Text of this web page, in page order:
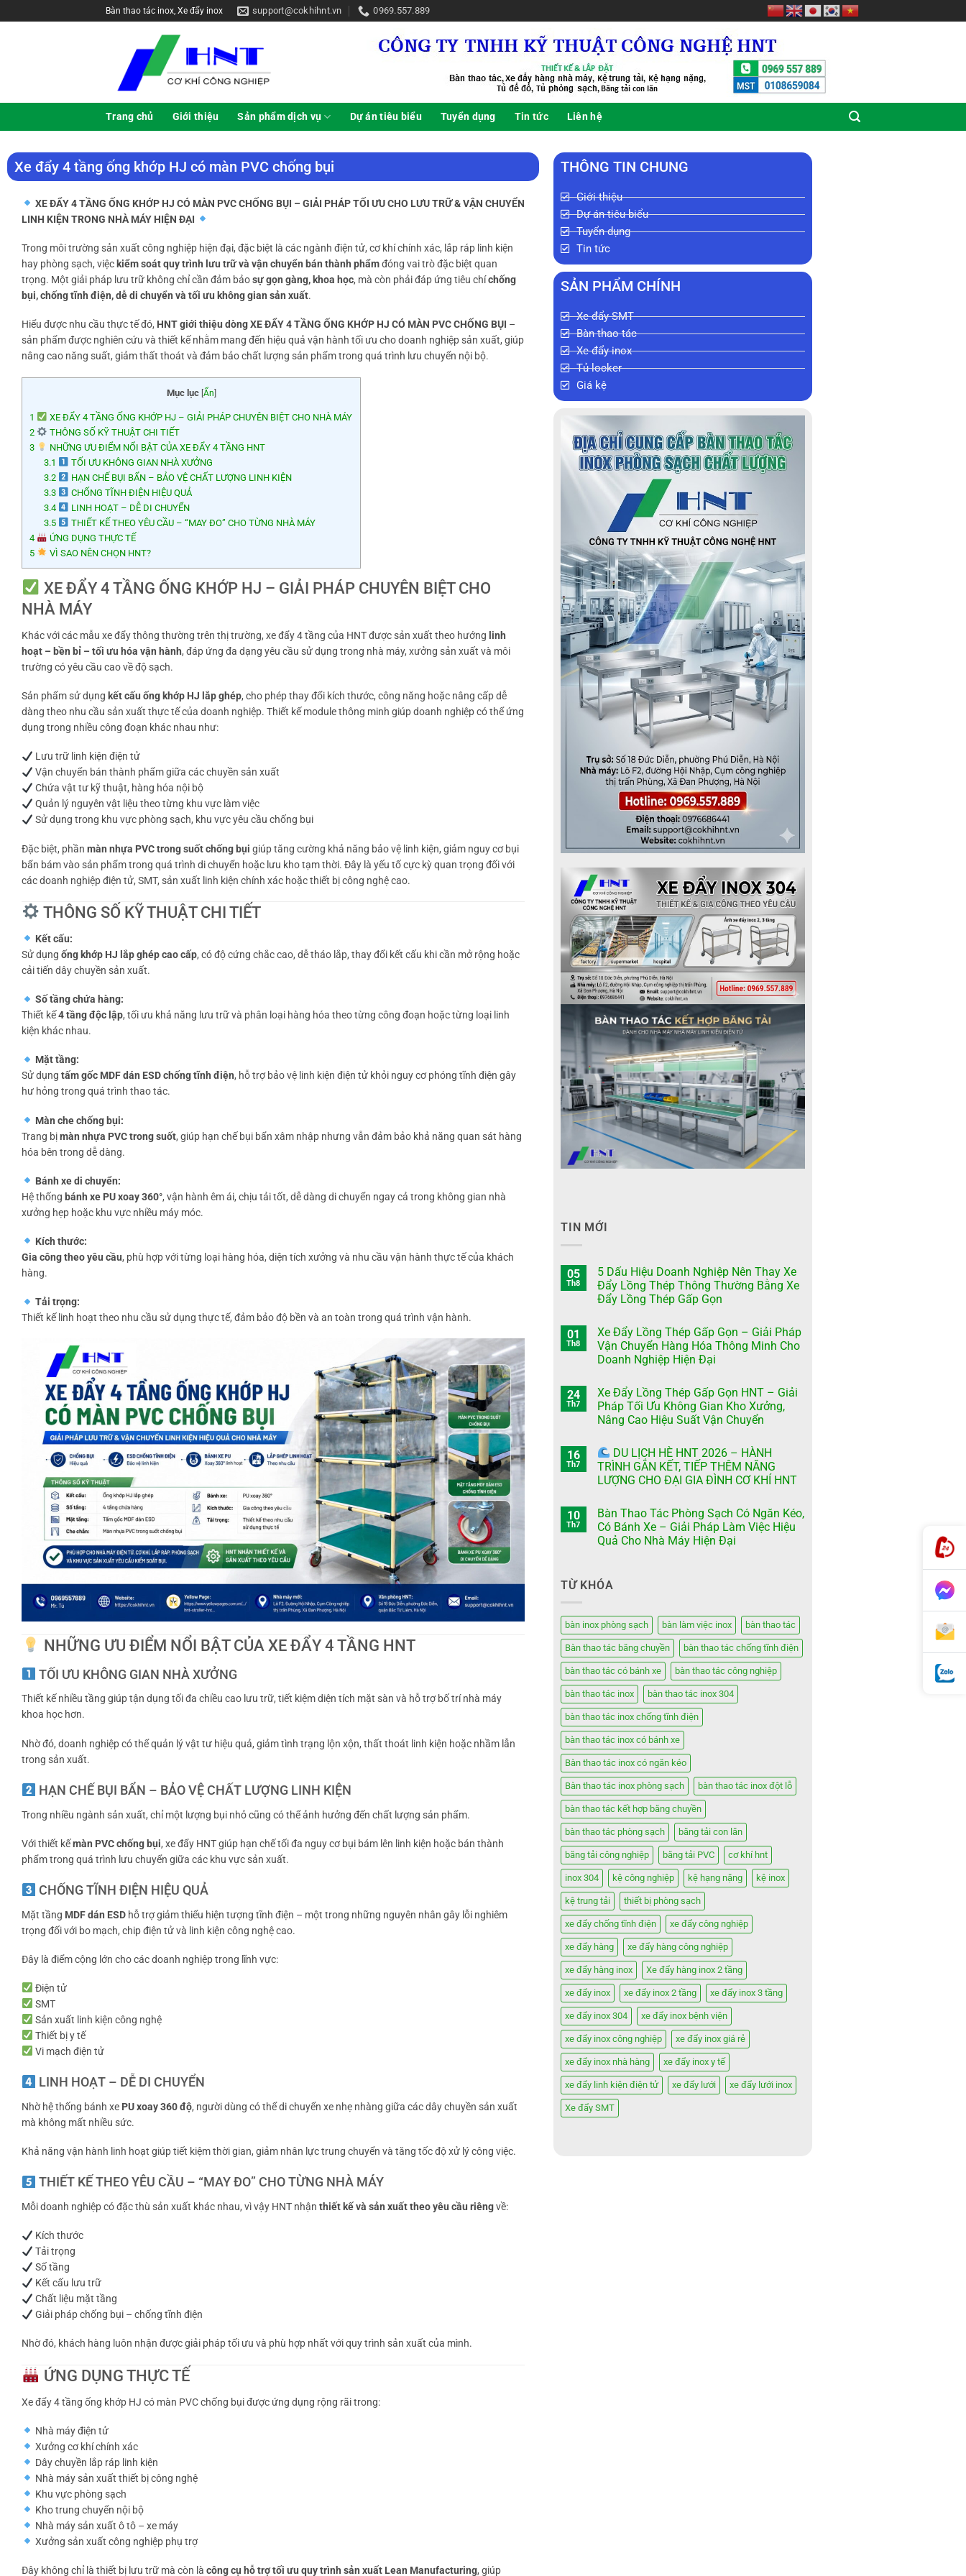
Bàn thao tác inox, Xe đẩy inox support@cokhihnt.vn 0969.557.889
Trang chủ Giới thiệu Sản phẩm dịch vụ Dự án tiêu biểu Tuyển dụng Tin tức Liên hệ
Xe đẩy 4 tầng ống khớp HJ có màn PVC chống bụi
XE ĐẨY 4 TẦNG ỐNG KHỚP HJ CÓ MÀN PVC CHỐNG BỤI – GIẢI PHÁP TỐI ƯU CHO LƯU TRỮ & VẬN CHUYỂN
LINH KIỆN TRONG NHÀ MÁY HIỆN ĐẠI
Trong môi trường sản xuất công nghiệp hiện đại, đặc biệt là các ngành điện tử, cơ khí chính xác, lắp ráp linh kiện
hay phòng sạch, việc kiểm soát quy trình lưu trữ và vận chuyển bán thành phẩmđóng vai trò đặc biệt quan
trọng. Một giải pháp lưu trữ không chỉ cần đảm bảosự gọn gàng, khoa học, mà còn phải đáp ứng tiêu chíchống
bụi, chống tĩnh điện, dễ di chuyển và tối ưu không gian sản xuất.
Hiểu được nhu cầu thực tế đó, HNT giới thiệu dòng XE ĐẨY 4 TẦNG ỐNG KHỚP HJ CÓ MÀN PVC CHỐNG BỤI –
sản phẩm được nghiên cứu và thiết kế nhằm mang đến hiệu quả vận hành tối ưu cho doanh nghiệp sản xuất, giúp
nâng cao năng suất, giảm thất thoát và đảm bảo chất lượng sản phẩm trong quá trình lưu chuyển nội bộ.
Mục lục [Ẩn]
1
XE ĐẨY 4 TẦNG ỐNG KHỚP HJ – GIẢI PHÁP CHUYÊN BIỆT CHO NHÀ MÁY
2
THÔNG SỐ KỸ THUẬT CHI TIẾT
3
NHỮNG ƯU ĐIỂM NỔI BẬT CỦA XE ĐẨY 4 TẦNG HNT
3.1
TỐI ƯU KHÔNG GIAN NHÀ XƯỞNG
3.2
HẠN CHẾ BỤI BẨN – BẢO VỆ CHẤT LƯỢNG LINH KIỆN
3.3
CHỐNG TĨNH ĐIỆN HIỆU QUẢ
3.4
LINH HOẠT – DỄ DI CHUYỂN
3.5
THIẾT KẾ THEO YÊU CẦU – “MAY ĐO” CHO TỪNG NHÀ MÁY
4
ỨNG DỤNG THỰC TẾ
5
VÌ SAO NÊN CHỌN HNT?
XE ĐẨY 4 TẦNG ỐNG KHỚP HJ – GIẢI PHÁP CHUYÊN BIỆT CHO
NHÀ MÁY
Khác với các mẫu xe đẩy thông thường trên thị trường, xe đẩy 4 tầng của HNT được sản xuất theo hướng linh
hoạt – bền bỉ – tối ưu hóa vận hành, đáp ứng đa dạng yêu cầu sử dụng trong nhà máy, xưởng sản xuất và môi
trường có yêu cầu cao về độ sạch.
Sản phẩm sử dụng kết cấu ống khớp HJ lắp ghép, cho phép thay đổi kích thước, công năng hoặc nâng cấp dễ
dàng theo nhu cầu sản xuất thực tế của doanh nghiệp. Thiết kế module thông minh giúp doanh nghiệp có thể ứng
dụng trong nhiều công đoạn khác nhau như:
Lưu trữ linh kiện điện tử
Vận chuyển bán thành phẩm giữa các chuyền sản xuất
Chứa vật tư kỹ thuật, hàng hóa nội bộ
Quản lý nguyên vật liệu theo từng khu vực làm việc
Sử dụng trong khu vực phòng sạch, khu vực yêu cầu chống bụi
Đặc biệt, phần màn nhựa PVC trong suốt chống bụi giúp tăng cường khả năng bảo vệ linh kiện, giảm nguy cơ bụi
bẩn bám vào sản phẩm trong quá trình di chuyển hoặc lưu kho tạm thời. Đây là yếu tố cực kỳ quan trọng đối với
các doanh nghiệp điện tử, SMT, sản xuất linh kiện chính xác hoặc thiết bị công nghệ cao.
THÔNG SỐ KỸ THUẬT CHI TIẾT
Kết cấu:
Sử dụng ống khớp HJ lắp ghép cao cấp, có độ cứng chắc cao, dễ tháo lắp, thay đổi kết cấu khi cần mở rộng hoặc
cải tiến dây chuyền sản xuất.
Số tầng chứa hàng:
Thiết kế4 tầng độc lập, tối ưu khả năng lưu trữ và phân loại hàng hóa theo từng công đoạn hoặc từng loại linh
kiện khác nhau.
Mặt tầng:
Sử dụng tấm gốc MDF dán ESD chống tĩnh điện, hỗ trợ bảo vệ linh kiện điện tử khỏi nguy cơ phóng tĩnh điện gây
hư hỏng trong quá trình thao tác.
Màn che chống bụi:
Trang bịmàn nhựa PVC trong suốt, giúp hạn chế bụi bẩn xâm nhập nhưng vẫn đảm bảo khả năng quan sát hàng
hóa bên trong dễ dàng.
Bánh xe di chuyển:
Hệ thống bánh xe PU xoay 360°, vận hành êm ái, chịu tải tốt, dễ dàng di chuyển ngay cả trong không gian nhà
xưởng hẹp hoặc khu vực nhiều máy móc.
Kích thước:
Gia công theo yêu cầu, phù hợp với từng loại hàng hóa, diện tích xưởng và nhu cầu vận hành thực tế của khách
hàng.
Tải trọng:
Thiết kế linh hoạt theo nhu cầu sử dụng thực tế, đảm bảo độ bền và an toàn trong quá trình vận hành.
NHỮNG ƯU ĐIỂM NỔI BẬT CỦA XE ĐẨY 4 TẦNG HNT
TỐI ƯU KHÔNG GIAN NHÀ XƯỞNG
Thiết kế nhiều tầng giúp tận dụng tối đa chiều cao lưu trữ, tiết kiệm diện tích mặt sàn và hỗ trợ bố trí nhà máy
khoa học hơn.
Nhờ đó, doanh nghiệp có thể quản lý vật tư hiệu quả, giảm tình trạng lộn xộn, thất thoát linh kiện hoặc nhầm lẫn
trong sản xuất.
HẠN CHẾ BỤI BẨN – BẢO VỆ CHẤT LƯỢNG LINH KIỆN
Trong nhiều ngành sản xuất, chỉ một lượng bụi nhỏ cũng có thể ảnh hưởng đến chất lượng sản phẩm.
Với thiết kếmàn PVC chống bụi, xe đẩy HNT giúp hạn chế tối đa nguy cơ bụi bám lên linh kiện hoặc bán thành
phẩm trong quá trình lưu chuyển giữa các khu vực sản xuất.
CHỐNG TĨNH ĐIỆN HIỆU QUẢ
Mặt tầng MDF dán ESD hỗ trợ giảm thiểu hiện tượng tĩnh điện – một trong những nguyên nhân gây lỗi nghiêm
trọng đối với bo mạch, chip điện tử và linh kiện công nghệ cao.
Đây là điểm cộng lớn cho các doanh nghiệp trong lĩnh vực:
Điện tử
SMT
Sản xuất linh kiện công nghệ
Thiết bị y tế
Vi mạch điện tử
LINH HOẠT – DỄ DI CHUYỂN
Nhờ hệ thống bánh xe PU xoay 360 độ, người dùng có thể di chuyển xe nhẹ nhàng giữa các dây chuyền sản xuất
mà không mất nhiều sức.
Khả năng vận hành linh hoạt giúp tiết kiệm thời gian, giảm nhân lực trung chuyển và tăng tốc độ xử lý công việc.
THIẾT KẾ THEO YÊU CẦU – “MAY ĐO” CHO TỪNG NHÀ MÁY
Mỗi doanh nghiệp có đặc thù sản xuất khác nhau, vì vậy HNT nhận thiết kế và sản xuất theo yêu cầu riêngvề:
Kích thước
Tải trọng
Số tầng
Kết cấu lưu trữ
Chất liệu mặt tầng
Giải pháp chống bụi – chống tĩnh điện
Nhờ đó, khách hàng luôn nhận được giải pháp tối ưu và phù hợp nhất với quy trình sản xuất của mình.
ỨNG DỤNG THỰC TẾ
Xe đẩy 4 tầng ống khớp HJ có màn PVC chống bụi được ứng dụng rộng rãi trong:
Nhà máy điện tử
Xưởng cơ khí chính xác
Dây chuyền lắp ráp linh kiện
Nhà máy sản xuất thiết bị công nghệ
Khu vực phòng sạch
Kho trung chuyển nội bộ
Nhà máy sản xuất ô tô – xe máy
Xưởng sản xuất công nghiệp phụ trợ
Đây không chỉ là thiết bị lưu trữ mà còn là công cụ hỗ trợ tối ưu quy trình sản xuất Lean Manufacturing, giúp
THÔNG TIN CHUNG
Giới thiệu
Dự án tiêu biểu
Tuyển dụng
Tin tức
SẢN PHẨM CHÍNH
Xe đẩy SMT
Bàn thao tác
Xe đẩy inox
Tủ locker
Giá kệ
TIN MỚI
05
Th8
5 Dấu Hiệu Doanh Nghiệp Nên Thay Xe
Đẩy Lồng Thép Thông Thường Bằng Xe
Đẩy Lồng Thép Gấp Gọn
01
Th8
Xe Đẩy Lồng Thép Gấp Gọn – Giải Pháp
Vận Chuyển Hàng Hóa Thông Minh Cho
Doanh Nghiệp Hiện Đại
24
Th7
Xe Đẩy Lồng Thép Gấp Gọn HNT – Giải
Pháp Tối Ưu Không Gian Kho Xưởng,
Nâng Cao Hiệu Suất Vận Chuyển
16
Th7
DU LỊCH HÈ HNT 2026 – HÀNH
TRÌNH GẮN KẾT, TIẾP THÊM NĂNG
LƯỢNG CHO ĐẠI GIA ĐÌNH CƠ KHÍ HNT
10
Th7
Bàn Thao Tác Phòng Sạch Có Ngăn Kéo,
Có Bánh Xe – Giải Pháp Làm Việc Hiệu
Quả Cho Nhà Máy Hiện Đại
TỪ KHÓA
bàn inox phòng sạch bàn làm việc inox bàn thao tác
Bàn thao tác băng chuyền bàn thao tác chống tĩnh điện
bàn thao tác có bánh xe bàn thao tác công nghiệp
bàn thao tác inox bàn thao tác inox 304
bàn thao tác inox chống tĩnh điện
bàn thao tác inox có bánh xe
Bàn thao tác inox có ngăn kéo
Bàn thao tác inox phòng sạch bàn thao tác inox đột lỗ
bàn thao tác kết hợp băng chuyền
bàn thao tác phòng sạch băng tải con lăn
băng tải công nghiệp băng tải PVC cơ khí hnt
inox 304 kệ công nghiệp kệ hạng nặng kệ inox
kệ trung tải thiết bị phòng sạch
xe đẩy chống tĩnh điện xe đẩy công nghiệp
xe đẩy hàng xe đẩy hàng công nghiệp
xe đẩy hàng inox Xe đẩy hàng inox 2 tầng
xe đẩy inox xe đẩy inox 2 tầng xe đẩy inox 3 tầng
xe đẩy inox 304 xe đẩy inox bệnh viện
xe đẩy inox công nghiệp xe đẩy inox giá rẻ
xe đẩy inox nhà hàng xe đẩy inox y tế
xe đẩy linh kiện điện tử xe đẩy lưới xe đẩy lưới inox
Xe đẩy SMT